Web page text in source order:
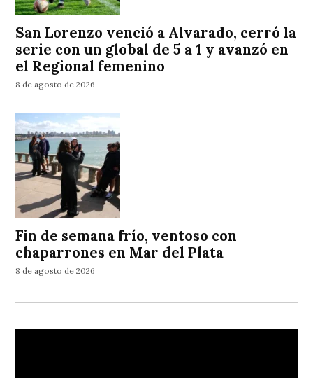
San Lorenzo venció a Alvarado, cerró la
serie con un global de 5 a 1 y avanzó en
el Regional femenino
8 de agosto de 2026
Fin de semana frío, ventoso con
chaparrones en Mar del Plata
8 de agosto de 2026